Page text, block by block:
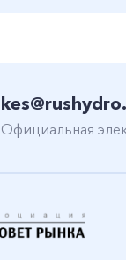
Официальная